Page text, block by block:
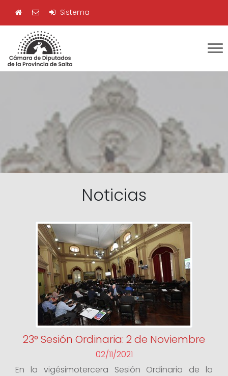
Sistema
Noticias
23° Sesión Ordinaria: 2 de Noviembre
02/11/2021
En la vigésimotercera Sesión Ordinaria de la